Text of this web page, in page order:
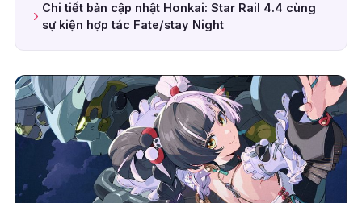
Chi tiết bản cập nhật Honkai: Star Rail 4.4 cùng
sự kiện hợp tác Fate/stay Night